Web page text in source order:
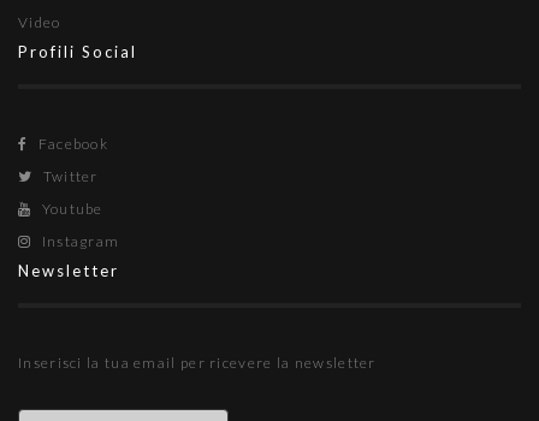
Video
Profili Social
Facebook
Twitter
Youtube
Instagram
Newsletter
Inserisci la tua email per ricevere la newsletter